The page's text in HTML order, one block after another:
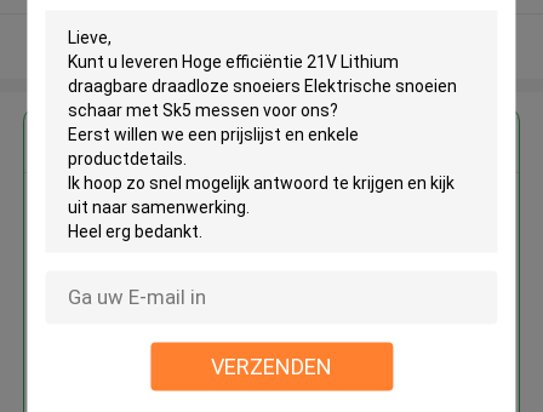
VERZENDEN
Krijg de beste prijs voor
Hoge efficiëntie 21V Lithium
draagbare draadloze snoeiers
Sk5 messen
Doorgaan